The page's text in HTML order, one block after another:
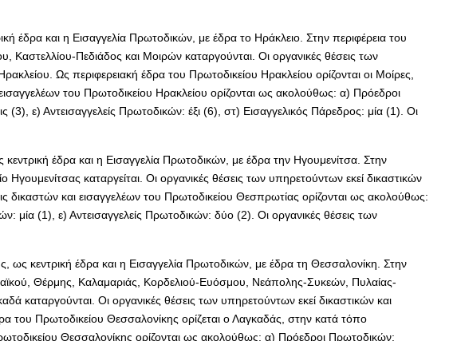
έδρα και η Εισαγγελία Πρωτοδικών, με έδρα το Ηράκλειο. Στην περιφέρεια του
Καστελλίου-Πεδιάδος και Μοιρών καταργούνται. Οι οργανικές θέσεις των
Ως περιφερειακή έδρα του Πρωτοδικείου Ηρακλείου ορίζονται οι Μοίρες,
του Πρωτοδικείου Ηρακλείου ορίζονται ως ακολούθως: α) Πρόεδροι
ε) Αντεισαγγελείς Πρωτοδικών: έξι (6), στ) Εισαγγελικός Πάρεδρος: μία (1). Οι
έδρα και η Εισαγγελία Πρωτοδικών, με έδρα την Ηγουμενίτσα. Στην
καταργείται. Οι οργανικές θέσεις των υπηρετούντων εκεί δικαστικών
δικαστών και εισαγγελέων του Πρωτοδικείου Θεσπρωτίας ορίζονται ως ακολούθως:
μία (1), ε) Αντεισαγγελείς Πρωτοδικών: δύο (2). Οι οργανικές θέσεις των
κεντρική έδρα και η Εισαγγελία Πρωτοδικών, με έδρα τη Θεσσαλονίκη. Στην
Θέρμης, Καλαμαριάς, Κορδελιού-Ευόσμου, Νεάπολης-Συκεών, Πυλαίας-
καταργούνται. Οι οργανικές θέσεις των υπηρετούντων εκεί δικαστικών και
του Πρωτοδικείου Θεσσαλονίκης ορίζεται ο Λαγκαδάς, στην κατά τόπο
Θεσσαλονίκης ορίζονται ως ακολούθως: α) Πρόεδροι Πρωτοδικών: